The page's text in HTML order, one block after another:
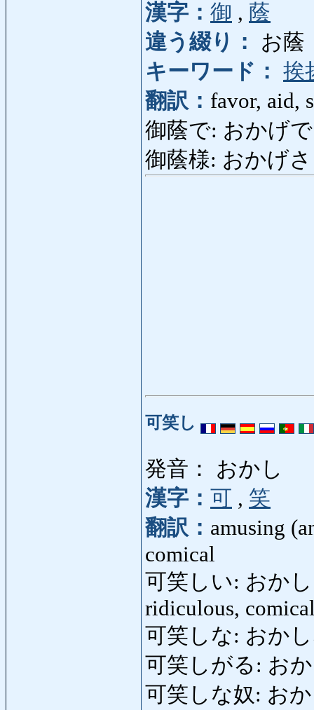
漢字： 御 , 蔭
違う綴り：
お蔭
キーワード： 挨
翻訳： favor, aid,
御蔭で: おかげで
御蔭様: おかげ
可笑し
発音： おかし
漢字： 可 , 笑
翻訳： amusing
comical
可笑しい: おかし
ridiculous,
可笑しな: おか
可笑しがる: お
可笑しな奴: お